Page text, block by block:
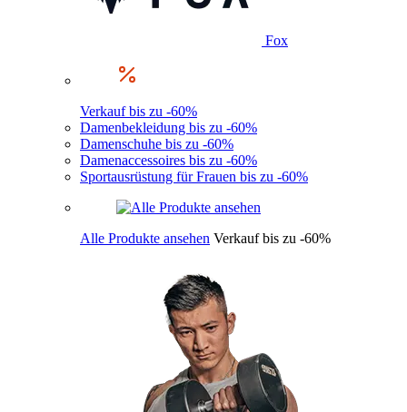
Fox
Verkauf bis zu -60%
Damenbekleidung bis zu -60%
Damenschuhe bis zu -60%
Damenaccessoires bis zu -60%
Sportausrüstung für Frauen bis zu -60%
Alle Produkte ansehen Verkauf bis zu -60%